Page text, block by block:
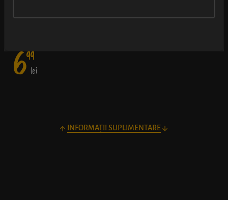
ȘI UNT
699
lei
INFORMAȚII SUPLIMENTARE